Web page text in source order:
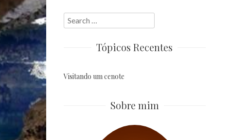
Search
for:
Tópicos Recentes
Visitando um cenote
Sobre mim